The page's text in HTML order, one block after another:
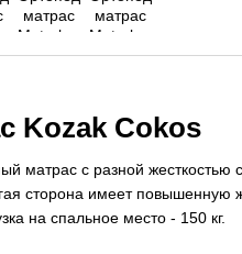
Kozak Cokos
матрас с разной жесткостью
сторона имеет повышенную
на спальное место - 150 кг.